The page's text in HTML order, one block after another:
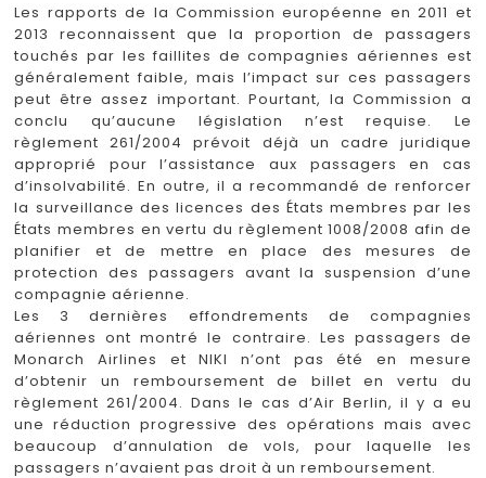
Les rapports de la Commission européenne en 2011 et
2013 reconnaissent que la proportion de passagers
touchés par les faillites de compagnies aériennes est
généralement faible, mais l’impact sur ces passagers
peut être assez important. Pourtant, la Commission a
conclu qu’aucune législation n’est requise. Le
règlement 261/2004 prévoit déjà un cadre juridique
approprié pour l’assistance aux passagers en cas
d’insolvabilité. En outre, il a recommandé de renforcer
la surveillance des licences des États membres par les
États membres en vertu du règlement 1008/2008 afin de
planifier et de mettre en place des mesures de
protection des passagers avant la suspension d’une
compagnie aérienne.
Les 3 dernières effondrements de compagnies
aériennes ont montré le contraire. Les passagers de
Monarch Airlines et NIKI n’ont pas été en mesure
d’obtenir un remboursement de billet en vertu du
règlement 261/2004. Dans le cas d’Air Berlin, il y a eu
une réduction progressive des opérations mais avec
beaucoup d’annulation de vols, pour laquelle les
passagers n’avaient pas droit à un remboursement.